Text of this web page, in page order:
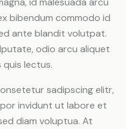
bibendum commodo id
ante blandit volutpat.
odio arcu aliquet
quis lectus.
sadipscing elitr,
invidunt ut labore et
diam voluptua. At